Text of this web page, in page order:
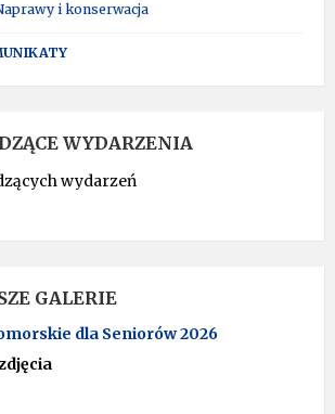
i konserwacja
WYDARZENIA
wydarzeń
GALERIE
dla Seniorów 2026